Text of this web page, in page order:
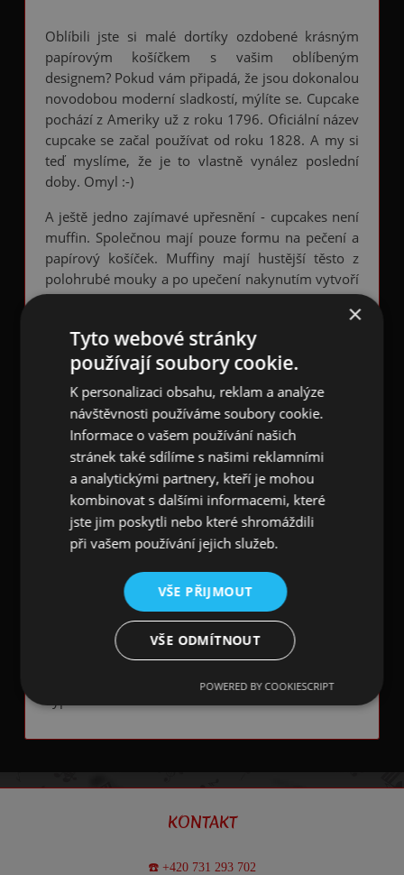
Oblíbili jste si malé dortíky ozdobené krásným
papírovým košíčkem s vašim oblíbeným
designem? Pokud vám připadá, že jsou dokonalou
novodobou moderní sladkostí, mýlíte se. Cupcake
pochází z Ameriky už z roku 1796. Oficiální název
cupcake se začal používat od roku 1828. A my si
teď myslíme, že je to vlastně vynález poslední
doby. Omyl :-)
A ještě jedno zajímavé upřesnění - cupcakes není
muffin. Společnou mají pouze formu na pečení a
papírový košíček. Muffiny mají hustější těsto z
polohrubé mouky a po upečení nakynutím vytvoří
kopeček, kdežto cupcakes mají řídší těsto z hladké
mouky a po upečení zůstává povrch rovnější.
Často se také plní sou ozdobeny krémem. Muffiny
jsou tedy spíše takové mini bábovky a cupcakes
mini dorty :-)
Hudební košíčky na muffiny a cupcakes
vyrobeny z pevného odolného papíru. Na vnější
straně mají potisk hnědýmipartiturami a
notami a houslovým klíčemna béžovém
pozadí. Na spodní straně košíčku je umístěn 4,5
cm velkýhouslový klíč s ornamenty. Vnitřní
strany jsou přírodní bílé. Balení obsahuje 50
Papírové košíčky jsou ideální na pečení muffinů a
cupcakes, nenasakují tuk ani mastnotu, a proto se
skvěle hodí i na servírování nepečených dezertů.
Díky tomutokrásnému hudebnímu motivu na
košíčcích budou vaše muffiny a cupcakes
vypadat neodolatelně.
KONTAKT
☎️ +420 731 293 702
×
Tyto webové stránky
používají soubory cookie.
K personalizaci obsahu, reklam a analýze
návštěvnosti používáme soubory cookie.
Informace o vašem používání našich
stránek také sdílíme s našimi reklamními
a analytickými partnery, kteří je mohou
kombinovat s dalšími informacemi, které
jste jim poskytli nebo které shromáždili
při vašem používání jejich služeb.
VŠE PŘIJMOUT
VŠE ODMÍTNOUT
POWERED BY COOKIESCRIPT